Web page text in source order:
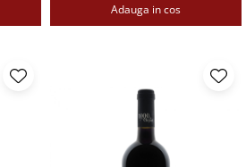
Adauga in cos